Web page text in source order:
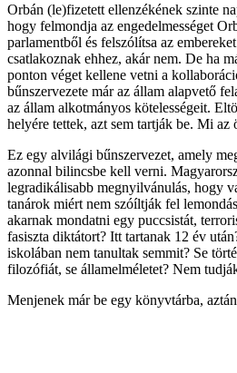
Orbán (le)fizetett ellenzékének szinte
hogy felmondja az engedelmességet
parlamentből és felszólítsa az
csatlakoznak ehhez, akár nem. De ha
ponton véget kellene vetni a
bűnszervezete már az állam alapvető
az állam alkotmányos kötelességeit.
helyére tettek, azt sem tartják be. Mi az
Ez egy alvilági bűnszervezet, amely
azonnal bilincsbe kell verni.
legradikálisabb megnyilvánulás, hogy
tanárok miért nem szóíltják fel
akarnak mondatni egy puccsistát,
fasiszta diktátort? Itt tartanak 12 év
iskolában nem tanultak semmit? Se
filozófiát, se államelméletet? Nem
Menjenek már be egy könyvtárba,